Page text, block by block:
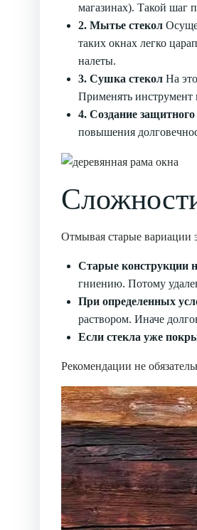
магазинах). Такой шаг
2. Мытье стекол
таких окнах легко
налеты.
3. Сушка стекол На
Применять
4. Создание защитного
повышения
Отмывая старые вариации
Старые конструкции
гниению. Потому
При определенных
раствором. Иначе
Если стекла уже
Рекомендации не